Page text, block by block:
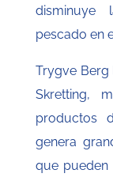
disminuye
pescado en
Trygve Berg
Skretting,
productos
genera
que